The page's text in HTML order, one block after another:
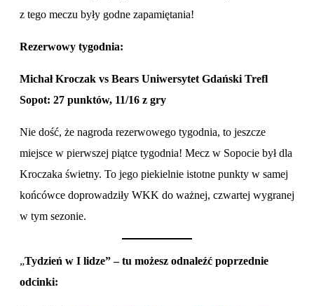
z tego meczu były godne zapamiętania!
Rezerwowy tygodnia:
Michał Kroczak vs Bears Uniwersytet Gdański Trefl
Sopot: 27 punktów, 11/16 z gry
Nie dość, że nagroda rezerwowego tygodnia, to jeszcze
miejsce w pierwszej piątce tygodnia! Mecz w Sopocie był dla
Kroczaka świetny. To jego piekielnie istotne punkty w samej
końcówce doprowadziły WKK do ważnej, czwartej wygranej
w tym sezonie.
„Tydzień w I lidze” – tu możesz odnaleźć poprzednie
odcinki: